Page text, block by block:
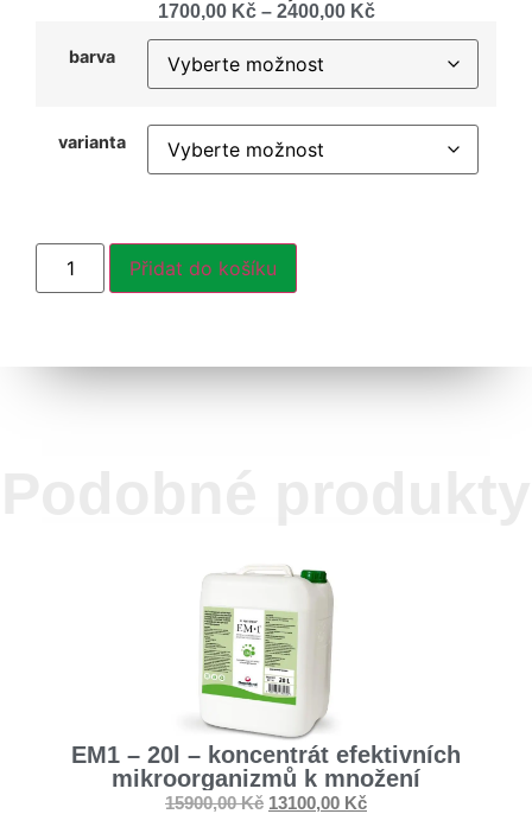
1700,00 Kč – 2400,00 Kč
barva
varianta
Přidat do košíku
EM1 – 20l – koncentrát efektivních
mikroorganizmů k množení
15900,00Kč 13100,00 Kč